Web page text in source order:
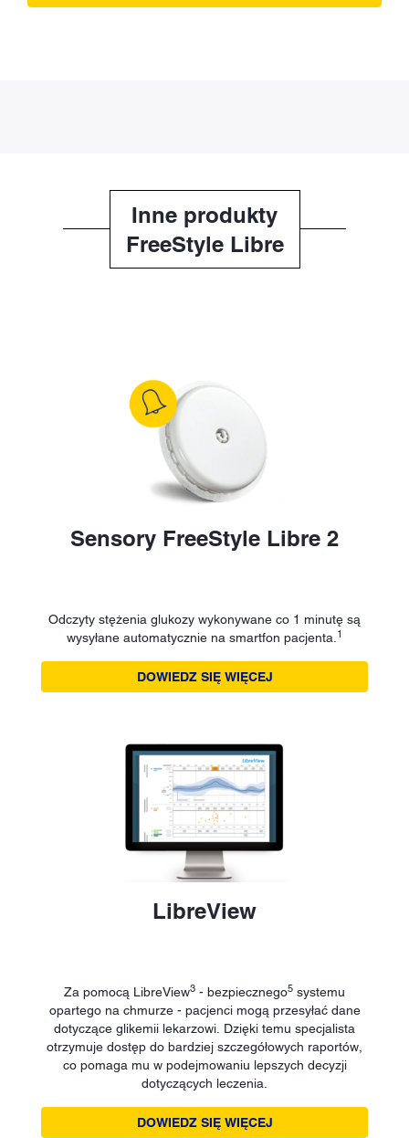
Inne produkty
FreeStyle Libre
Sensory FreeStyle Libre 2
Odczyty stężenia glukozy wykonywane co 1 minutę są
wysyłane automatycznie na smartfon pacjenta. 1
DOWIEDZ SIĘ WIĘCEJ
LibreView
Za pomocą LibreView3 - bezpiecznego5 systemu
opartego na chmurze - pacjenci mogą przesyłać dane
dotyczące glikemii lekarzowi. Dzięki temu specjalista
otrzymuje dostęp do bardziej szczegółowych raportów,
co pomaga mu w podejmowaniu lepszych decyzji
dotyczących leczenia.
DOWIEDZ SIĘ WIĘCEJ